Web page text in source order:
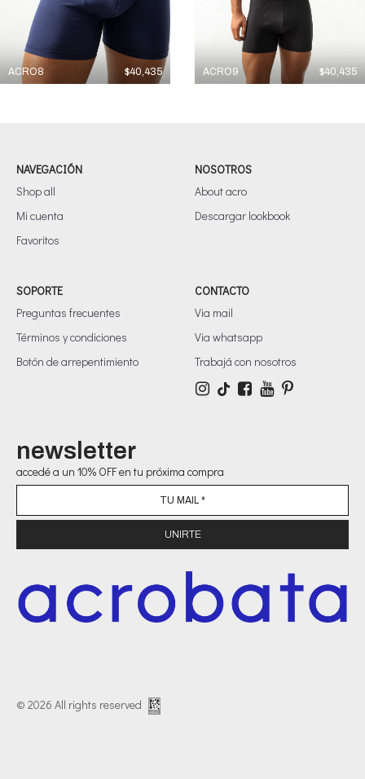
ACRO8 $40,435 ACRO9 $40,435
NAVEGACIÓN
Shop all
Mi cuenta
Favoritos
NOSOTROS
About acro
Descargar lookbook
SOPORTE
Preguntas frecuentes
Términos y condiciones
Botón de arrepentimiento
CONTACTO
Via mail
Via whatsapp
Trabajá con nosotros
newsletter
accedé a un 10% OFF en tu próxima compra
© 2026 All rights reserved